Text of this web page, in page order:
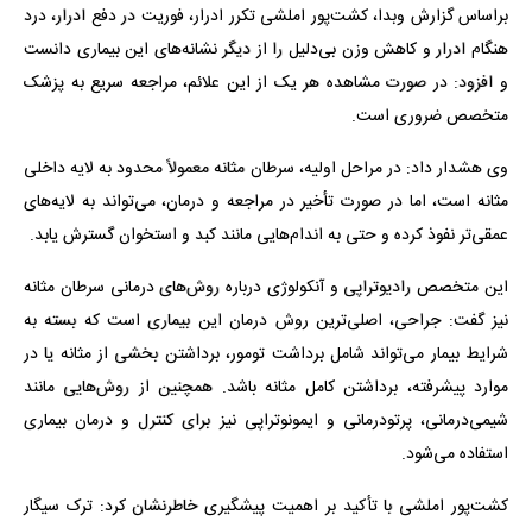
براساس گزارش وبدا، کشت‌پور املشی تکرر ادرار، فوریت در دفع ادرار، درد
هنگام ادرار و کاهش وزن بی‌دلیل را از دیگر نشانه‌های این بیماری دانست
و افزود: در صورت مشاهده هر یک از این علائم، مراجعه سریع به پزشک
متخصص ضروری است.
وی هشدار داد: در مراحل اولیه، سرطان مثانه معمولاً محدود به لایه داخلی
مثانه است، اما در صورت تأخیر در مراجعه و درمان، می‌تواند به لایه‌های
عمقی‌تر نفوذ کرده و حتی به اندام‌هایی مانند کبد و استخوان گسترش یابد.
این متخصص رادیوتراپی و آنکولوژی درباره روش‌های درمانی سرطان مثانه
نیز گفت: جراحی، اصلی‌ترین روش درمان این بیماری است که بسته به
شرایط بیمار می‌تواند شامل برداشت تومور، برداشتن بخشی از مثانه یا در
موارد پیشرفته، برداشتن کامل مثانه باشد. همچنین از روش‌هایی مانند
شیمی‌درمانی، پرتودرمانی و ایمونوتراپی نیز برای کنترل و درمان بیماری
استفاده می‌شود.
کشت‌پور املشی با تأکید بر اهمیت پیشگیری خاطرنشان کرد: ترک سیگار